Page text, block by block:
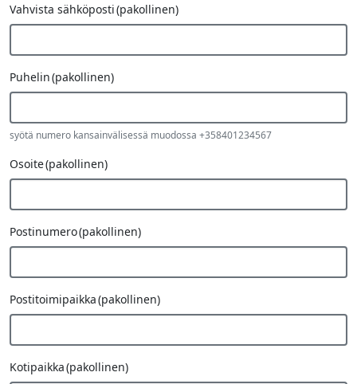
Vahvista sähköposti(pakollinen)
Puhelin(pakollinen)
syötä numero kansainvälisessä muodossa +358401234567
Osoite(pakollinen)
Postinumero(pakollinen)
Postitoimipaikka(pakollinen)
Kotipaikka(pakollinen)